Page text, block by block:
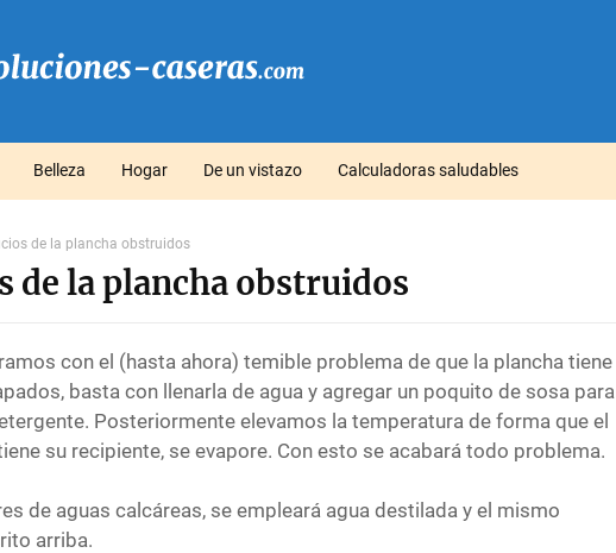
Belleza Hogar De un vistazo Calculadoras saludables
de la plancha obstruidos
de la plancha obstruidos
con el (hasta ahora) temible problema de que la plancha tiene
basta con llenarla de agua y agregar un poquito de sosa para
Posteriormente elevamos la temperatura de forma que el
su recipiente, se evapore. Con esto se acabará todo problema.
de aguas calcáreas, se empleará agua destilada y el mismo
arriba.